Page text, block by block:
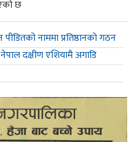
छ
नाममा प्रतिष्ठानको गठन
दक्षीण एशियामै अगाडि